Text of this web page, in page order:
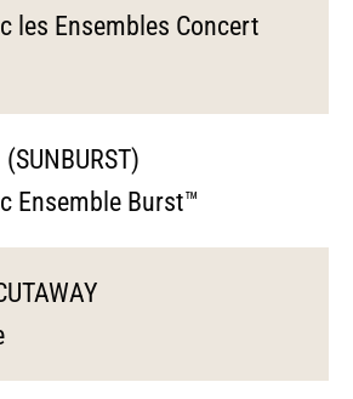
les Ensembles Concert
Ensemble Burst™